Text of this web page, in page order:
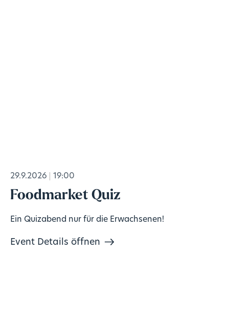
29.9.2026 19:00
Foodmarket Quiz
Ein Quizabend nur für die Erwachsenen!
Event Details öffnen